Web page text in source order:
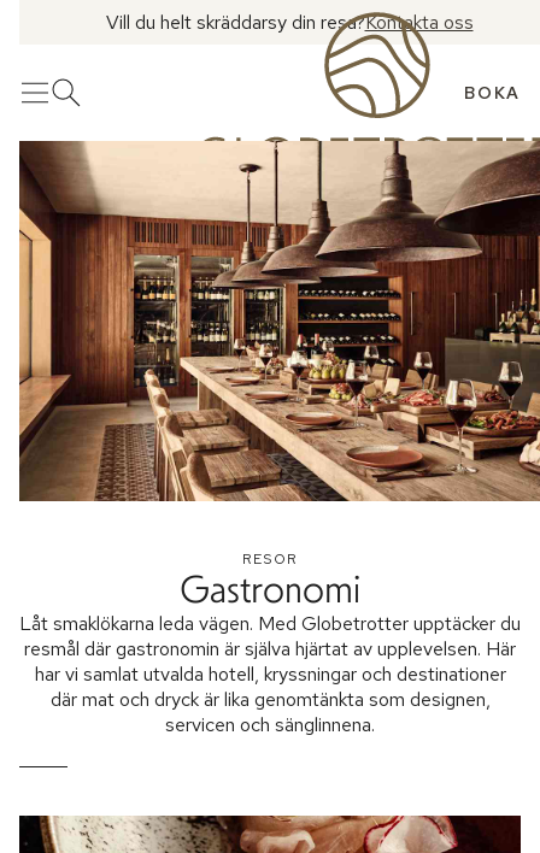
Vill du helt skräddarsy din resa?Kontakta oss
MenyÖppna sök BOKA
RESOR
Gastronomi
Låt smaklökarna leda vägen. Med Globetrotter upptäcker du
resmål där gastronomin är själva hjärtat av upplevelsen. Här
har vi samlat utvalda hotell, kryssningar och destinationer
där mat och dryck är lika genomtänkta som designen,
servicen och sänglinnena.